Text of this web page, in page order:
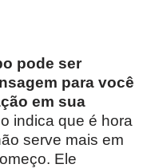
pode ser
para você
em sua
indica que é hora
serve mais em
Ele